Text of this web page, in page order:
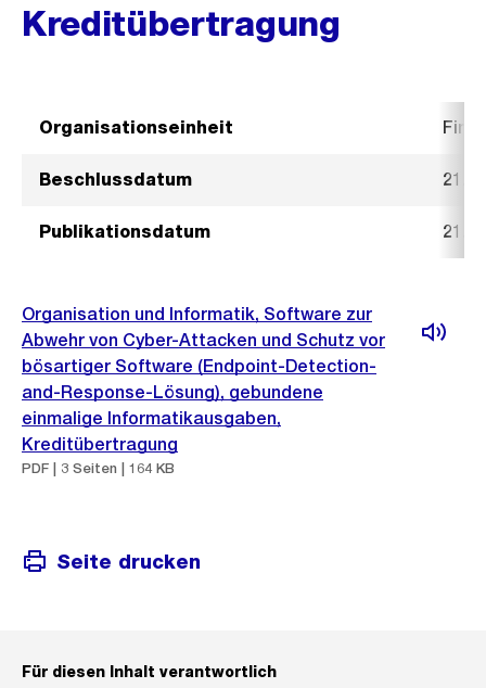
Kreditübertragung
Organisationseinheit
Beschlussdatum 21.
Publikationsdatum 21.
Organisation und Informatik, Software zur
Abwehr von Cyber-Attacken und Schutz vor
bösartiger Software (Endpoint-Detection-
and-Response-Lösung), gebundene
einmalige Informatikausgaben,
Kreditübertragung
PDF | 3 Seiten | 164 KB
Seite drucken
Für diesen Inhalt verantwortlich